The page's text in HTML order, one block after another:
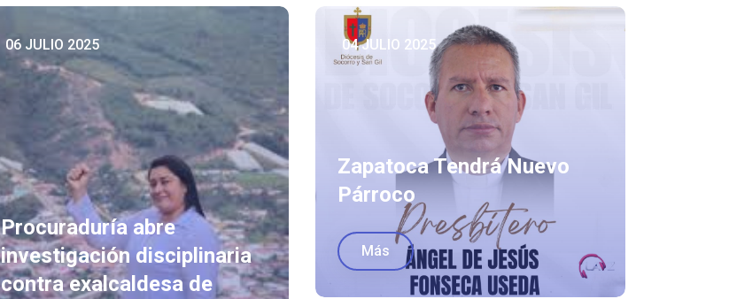
06 JULIO 2025
Procuraduría abre
investigación disciplinaria
contra exalcaldesa de
04 JULIO 2025
Zapatoca Tendrá Nuevo
Párroco
Más